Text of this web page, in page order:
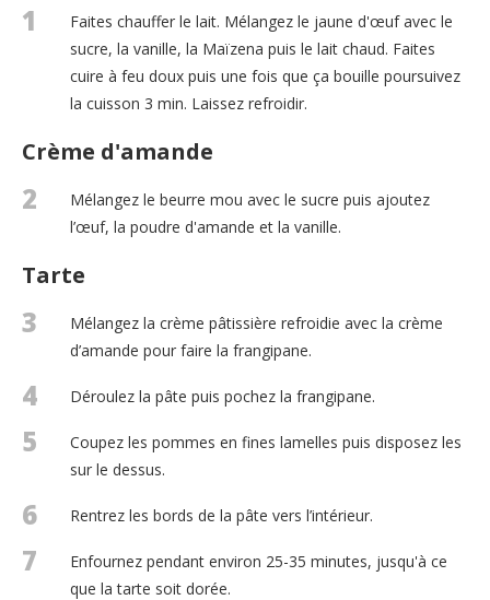
1
Faites chauffer le lait. Mélangez le jaune d'œuf avec le
sucre, la vanille, la Maïzena puis le lait chaud. Faites
cuire à feu doux puis une fois que ça bouille poursuivez
la cuisson 3 min. Laissez refroidir.
Crème d'amande
2
Mélangez le beurre mou avec le sucre puis ajoutez
l’œuf, la poudre d'amande et la vanille.
Tarte
3
Mélangez la crème pâtissière refroidie avec la crème
d’amande pour faire la frangipane.
4 Déroulez la pâte puis pochez la frangipane.
5
Coupez les pommes en fines lamelles puis disposez les
sur le dessus.
6 Rentrez les bords de la pâte vers l’intérieur.
7
Enfournez pendant environ 25-35 minutes, jusqu'à ce
que la tarte soit dorée.